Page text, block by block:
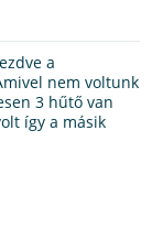
a
nem voltunk
3 hűtő van
így a másik